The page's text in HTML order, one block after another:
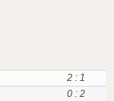
2 : 1
0 : 2